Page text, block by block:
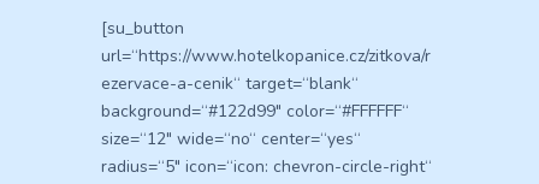
[su_button
url=“https://www.hotelkopanice.cz/zitkova/r
ezervace-a-cenik“ target=“blank“
background=“#122d99″ color=“#FFFFFF“
size=“12″ wide=“no“ center=“yes“
radius=“5″ icon=“icon: chevron-circle-right“